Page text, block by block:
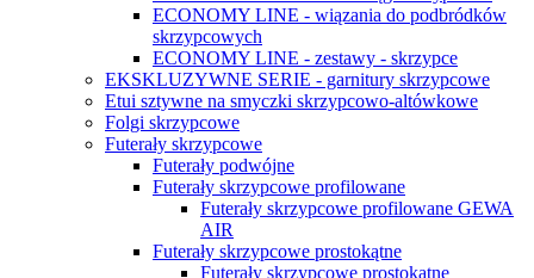
ECONOMY LINE - wiązania do podbródków
skrzypcowych
ECONOMY LINE - zestawy - skrzypce
EKSKLUZYWNE SERIE - garnitury skrzypcowe
Etui sztywne na smyczki skrzypcowo-altówkowe
Folgi skrzypcowe
Futerały skrzypcowe
Futerały podwójne
Futerały skrzypcowe profilowane
Futerały skrzypcowe profilowane GEWA
AIR
Futerały skrzypcowe prostokątne
Futerały skrzypcowe prostokątne